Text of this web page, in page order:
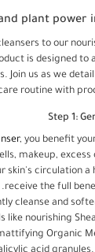
plant power
to our
is designed to
Join us as we
routine with
Step 1:
, you benefit
makeup,
skin's circulation
receive the full
cleanse and
like nourishing
Organic